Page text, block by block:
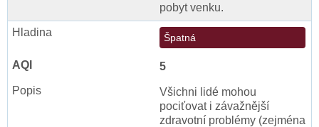
pobyt venku.
Špatná
5
Všichni lidé mohou
pociťovat i závažnější
zdravotní problémy (zejména